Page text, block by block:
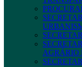
AGRÁRIO